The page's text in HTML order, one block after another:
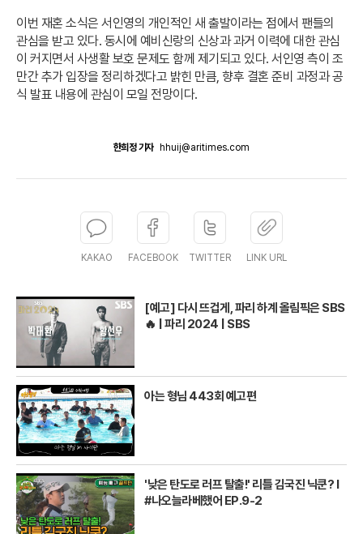
이번 재혼 소식은 서인영의 개인적인 새 출발이라는 점에서 팬들의
관심을 받고 있다. 동시에 예비신랑의 신상과 과거 이력에 대한 관심
이 커지면서 사생활 보호 문제도 함께 제기되고 있다. 서인영 측이 조
만간 추가 입장을 정리하겠다고 밝힌 만큼, 향후 결혼 준비 과정과 공
식 발표 내용에 관심이 모일 전망이다.
한희정 기자 hhuij@aritimes.com
KAKAO FACEBOOK TWITTER LINK URL
[예고] 다시 뜨겁게, 파리 하계 올림픽은 SBS
🔥 | 파리 2024 | SBS
아는 형님 443회 예고편
'낮은 탄도로 러프 탈출!' 리틀 김국진 닉쿤? I
#나오늘라베했어 EP.9-2